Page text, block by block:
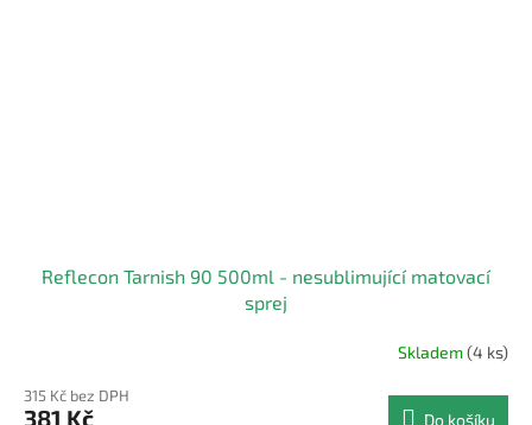
Reflecon Tarnish 90 500ml - nesublimující matovací
sprej
Skladem(4 ks)
315 Kč bez DPH
381 Kč Do košíku